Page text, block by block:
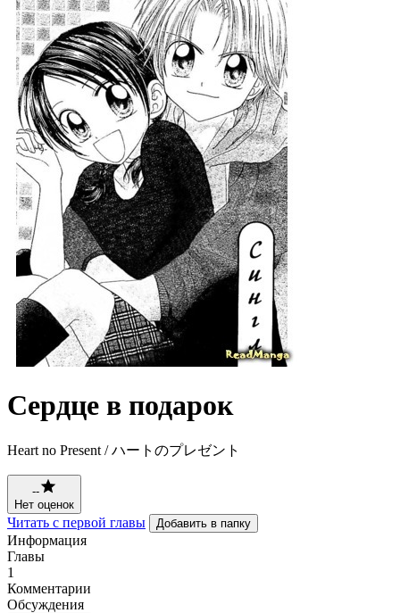
Сердце в подарок
Heart no Present / ハートのプレゼント
--
Нет оценок
Читать с первой главы Добавить в папку
Информация
Главы
1
Комментарии
Обсуждения